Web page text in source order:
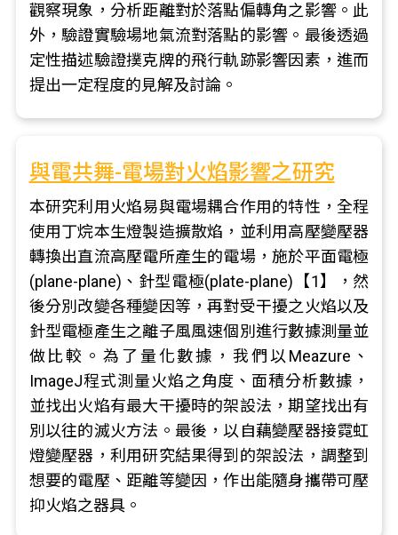
觀察現象，分析距離對於落點偏轉角之影響。此
外，驗證實驗場地氣流對落點的影響。最後透過
定性描述驗證撲克牌的飛行軌跡影響因素，進而
提出一定程度的見解及討論。
與電共舞-電場對火焰影響之研究
本研究利用火焰易與電場耦合作用的特性，全程
使用丁烷本生燈製造擴散焰，並利用高壓變壓器
轉換出直流高壓電所產生的電場，施於平面電極
(plane-plane)、針型電極(plate-plane)【1】，然
後分別改變各種變因等，再對受干擾之火焰以及
針型電極產生之離子風風速個別進行數據測量並
做比較。為了量化數據，我們以Meazure、
ImageJ程式測量火焰之角度、面積分析數據，
並找出火焰有最大干擾時的架設法，期望找出有
別以往的滅火方法。最後，以自藕變壓器接霓虹
燈變壓器，利用研究結果得到的架設法，調整到
想要的電壓、距離等變因，作出能隨身攜帶可壓
抑火焰之器具。